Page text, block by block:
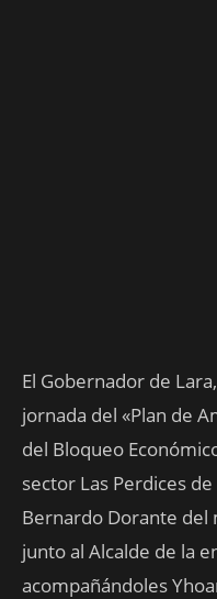
El Gobernador de
jornada del «Plan de
del Bloqueo
sector Las Perdices de
Bernardo Dorante del
junto al Alcalde de la
acompañándoles